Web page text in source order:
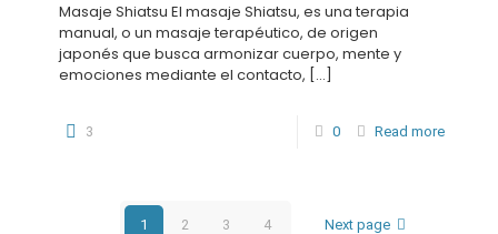
Masaje Shiatsu El masaje Shiatsu, es una terapia
manual, o un masaje terapéutico, de origen
japonés que busca armonizar cuerpo, mente y
emociones mediante el contacto, […]
3 0 Read more
1 2 3 4 Next page